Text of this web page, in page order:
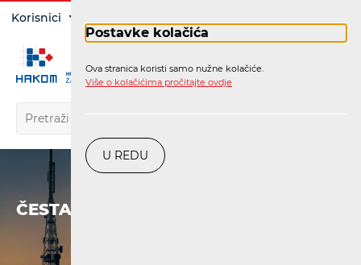
Postavke kolačića
Ova stranica koristi samo nužne kolačiće.
Više o kolačićima pročitajte ovdje
U REDU
Korisnici
ČESTA PITANJA